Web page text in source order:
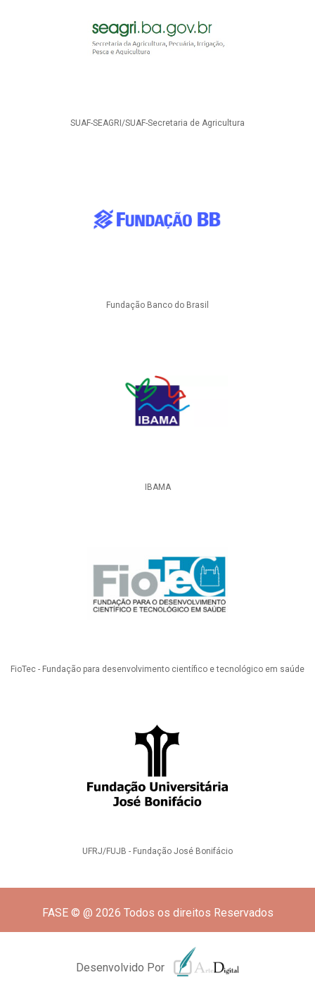
SUAF-SEAGRI/SUAF-Secretaria de Agricultura
Fundação Banco do Brasil
IBAMA
FioTec - Fundação para desenvolvimento científico e tecnológico em saúde
UFRJ/FUJB - Fundação José Bonifácio
FASE © @ 2026 Todos os direitos Reservados
Desenvolvido Por